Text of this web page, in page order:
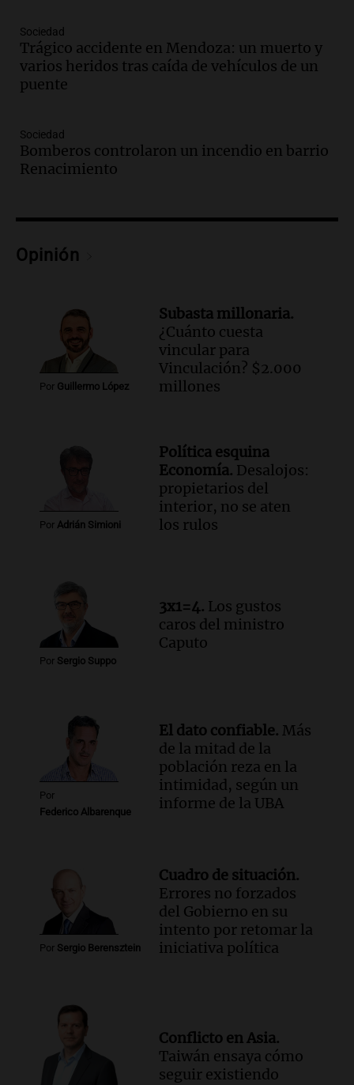
del desayuno ideal: qué alimentos
conviene priorizar
Una mañana para todos
Episodios
contra el tiempo: necesita un trasplante
Una mañana para todos
de julio será menor al 2,9% registrado
en CABA
Una mañana para todos
Episodios
Audio.Altas Cumbres: rescataron a una
Episodios
Audio.
Chile planteó mejorar la
conectividad fronteriza, aérea y digital
con Jujuy
qué crece el consumo de alimentos con
proteínas
Una mañana para todos
Episodios
Audio.Investigan un asalto millonario a
Panorama Federal
Episodios
Sociedad
Trágico accidente en Mendoza: un muerto y
varios heridos tras caída de vehículos de un
puente
Sociedad
Bomberos controlaron un incendio en barrio
Renacimiento
Opinión
Por Guillermo López
Subasta millonaria.
¿Cuánto cuesta
vincular para
Vinculación? $2.000
millones
Por Adrián Simioni
Política esquina
Economía. Desalojos:
propietarios del
interior, no se aten
los rulos
Por Sergio Suppo
3x1=4. Los gustos
caros del ministro
Caputo
Por
Federico Albarenque
El dato confiable. Más
de la mitad de la
población reza en la
intimidad, según un
informe de la UBA
Por Sergio Berensztein
Cuadro de situación.
Errores no forzados
del Gobierno en su
intento por retomar la
iniciativa política
Conflicto en Asia.
Taiwán ensaya cómo
seguir existiendo